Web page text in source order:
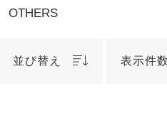
OTHERS
並び替え 表示件数